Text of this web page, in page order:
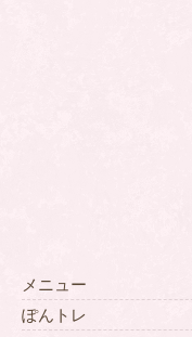
メニュー
ぽんトレ